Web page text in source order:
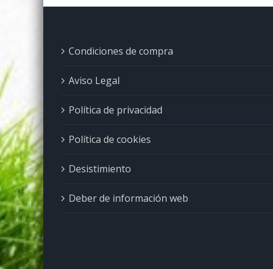
Condiciones de compra
Aviso Legal
Política de privacidad
Política de cookies
Desistimiento
Deber de información web